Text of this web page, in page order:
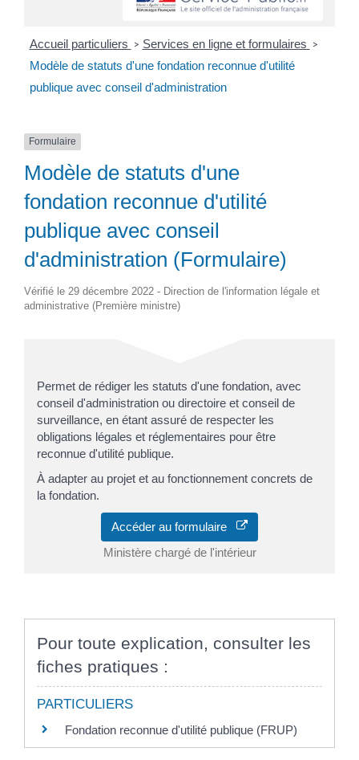
Accueil particuliers > Services en ligne et formulaires >
Modèle de statuts d'une fondation reconnue d'utilité
publique avec conseil d'administration
Formulaire
Modèle de statuts d'une
fondation reconnue d'utilité
publique avec conseil
d'administration (Formulaire)
Vérifié le 29 décembre 2022 - Direction de l'information légale et
administrative (Première ministre)
Permet de rédiger les statuts d'une fondation, avec
conseil d'administration ou directoire et conseil de
surveillance, en étant assuré de respecter les
obligations légales et réglementaires pour être
reconnue d'utilité publique.
À adapter au projet et au fonctionnement concrets de
la fondation.
Accéder au formulaire
Ministère chargé de l'intérieur
Pour toute explication, consulter les
fiches pratiques :
PARTICULIERS
Fondation reconnue d'utilité publique (FRUP)